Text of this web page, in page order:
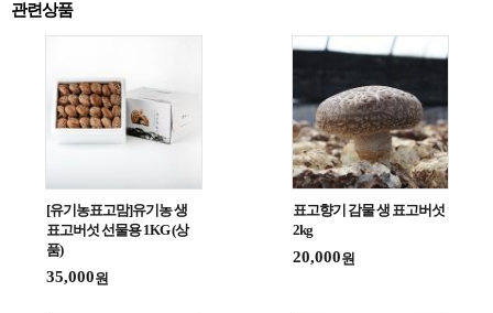
관련상품
[유기농표고맘]유기농 생
표고버섯 선물용 1KG (상
품)
35,000원
표고향기 감물 생 표고버섯
2kg
20,000원